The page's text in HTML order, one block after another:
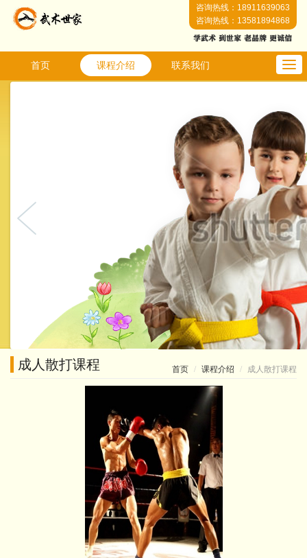
咨询热线：18911639063
咨询热线：13581894868
首页 课程介绍 联系我们
成人散打课程 首页 课程介绍 成人散打课程